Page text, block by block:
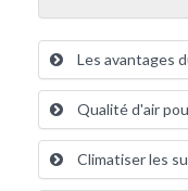
Les avantages
Qualité d'air
Climatiser les